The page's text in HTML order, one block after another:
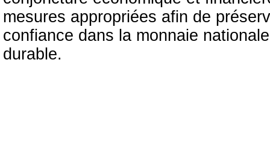
mesures appropriées afin de
confiance dans la monnaie
durable.